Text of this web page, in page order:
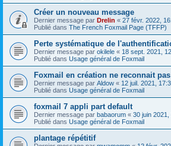
Créer un nouveau message
Dernier message par Drelin « 27 févr. 2022,
Publié dans The French Foxmail Page (TFFP)
Perte systématique de
Dernier message par okilele « 18 sept. 2021,
Publié dans Usage général de Foxmail
Foxmail en création ne reconnait
Dernier message par Aldow « 12 juil. 2021,
Publié dans Usage général de Foxmail
foxmail 7 appli part default
Dernier message par babaorum « 30 juin 2021,
Publié dans Usage général de Foxmail
plantage répétitif